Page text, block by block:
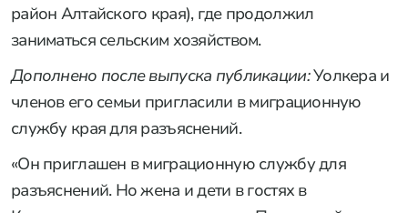
район Алтайского края), где продолжил
заниматься сельским хозяйством.
Дополнено после выпуска публикации:Уолкера и
членов его семьи пригласили в миграционную
службу края для разъяснений.
«Он приглашен в миграционную службу для
разъяснений. Но жена и дети в гостях в